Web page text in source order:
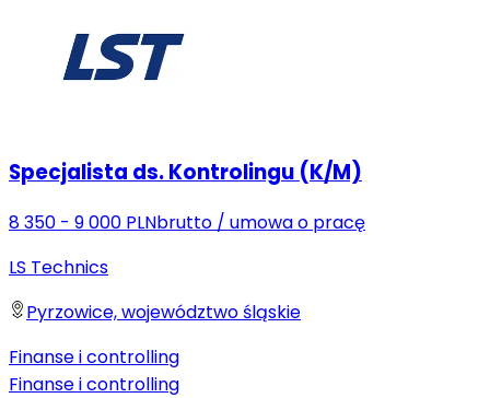
Specjalista ds. Kontrolingu (K/M)
8 350 - 9 000 PLNbrutto / umowa o pracę
LS Technics
Pyrzowice, województwo śląskie
Finanse i controlling
Finanse i controlling